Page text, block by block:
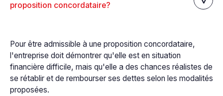
proposition concordataire?
Pour être admissible à une proposition concordataire,
l'entreprise doit démontrer qu'elle est en situation
financière difficile, mais qu'elle a des chances réalistes de
se rétablir et de rembourser ses dettes selon les modalités
proposées.